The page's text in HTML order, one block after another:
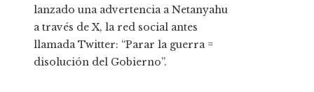
lanzado una advertencia a Netanyahu
a través de X, la red social antes
llamada Twitter: “Parar la guerra =
disolución del Gobierno”.